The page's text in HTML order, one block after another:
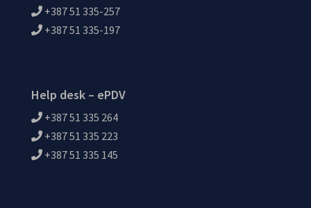
+387 51 335-257
+387 51 335-197
Help desk – ePDV
+387 51 335 264
+387 51 335 223
+387 51 335 145